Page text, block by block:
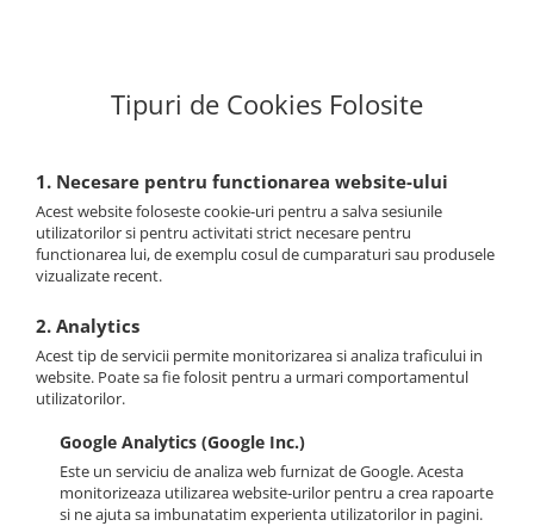
Tipuri de Cookies Folosite
1. Necesare pentru functionarea website-ului
Acest website foloseste cookie-uri pentru a salva sesiunile
utilizatorilor si pentru activitati strict necesare pentru
functionarea lui, de exemplu cosul de cumparaturi sau produsele
vizualizate recent.
2. Analytics
Acest tip de servicii permite monitorizarea si analiza traficului in
website. Poate sa fie folosit pentru a urmari comportamentul
utilizatorilor.
Google Analytics (Google Inc.)
Este un serviciu de analiza web furnizat de Google. Acesta
monitorizeaza utilizarea website-urilor pentru a crea rapoarte
si ne ajuta sa imbunatatim experienta utilizatorilor in pagini.